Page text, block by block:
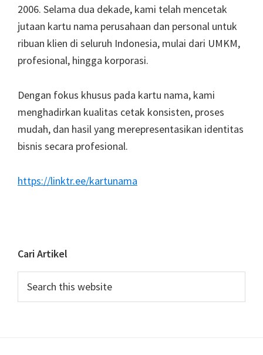
2006. Selama dua dekade, kami telah mencetak
jutaan kartu nama perusahaan dan personal untuk
ribuan klien di seluruh Indonesia, mulai dari UMKM,
profesional, hingga korporasi.
Dengan fokus khusus pada kartu nama, kami
menghadirkan kualitas cetak konsisten, proses
mudah, dan hasil yang merepresentasikan identitas
bisnis secara profesional.
https://linktr.ee/kartunama
Cari Artikel